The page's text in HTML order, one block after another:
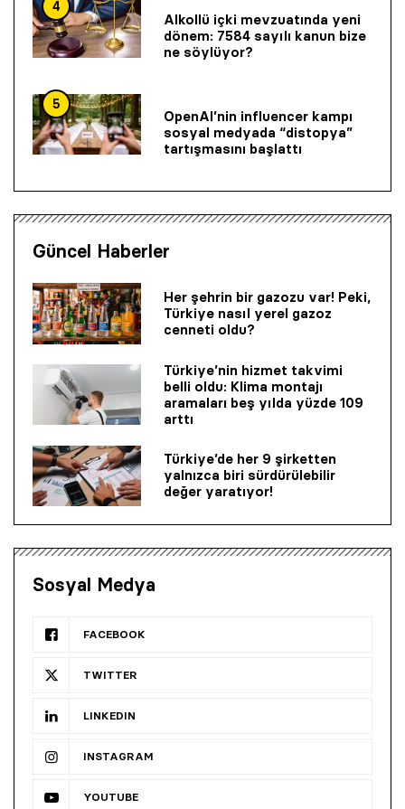
4
Alkollü içki mevzuatında yeni
dönem: 7584 sayılı kanun bize
ne söylüyor?
5
OpenAI’nin influencer kampı
sosyal medyada “distopya”
tartışmasını başlattı
Güncel Haberler
Her şehrin bir gazozu var! Peki,
Türkiye nasıl yerel gazoz
cenneti oldu?
Türkiye’nin hizmet takvimi
belli oldu: Klima montajı
aramaları beş yılda yüzde 109
arttı
Türkiye’de her 9 şirketten
yalnızca biri sürdürülebilir
değer yaratıyor!
Sosyal Medya
FACEBOOK
TWITTER
LINKEDIN
INSTAGRAM
YOUTUBE